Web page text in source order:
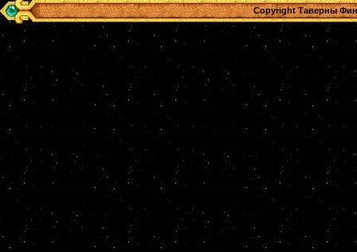
Copyright Таверны